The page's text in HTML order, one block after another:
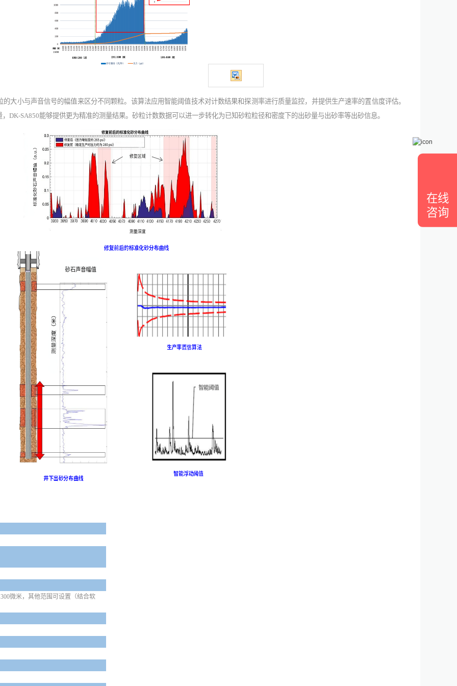
大小与声音信号的幅值来区分不同颗粒。该算法应用智能阈值技术对计数结果和探测率进行质量监控，并提供生产速率的置信度评估。
DK-SA850能够提供更为精准的测量结果。砂粒计数数据可以进一步转化为已知砂粒粒径和密度下的出砂量与出砂率等出砂信息。
300微米， 其他范围可设置（结合软
在线
咨询